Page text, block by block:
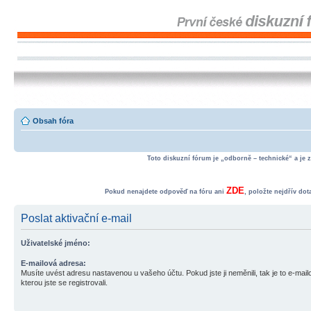
Obsah fóra
Toto diskuzní fórum je „odborně – technické“ a je
Pokud nenajdete odpověď na fóru ani ZDE, položte nejdřív
Poslat aktivační e-mail
Uživatelské jméno:
E-mailová adresa:
Musíte uvést adresu nastavenou u vašeho účtu. Pokud jste ji neměnili, tak je to e-
kterou jste se registrovali.